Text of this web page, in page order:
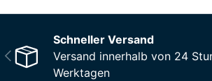
Previous
Schneller Versand
Versand innerhalb von 24
Werktagen